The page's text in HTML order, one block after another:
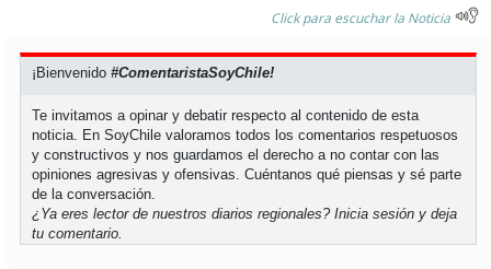
soychiloé
Click para escuchar la Noticia
¡Bienvenido#ComentaristaSoyChile!
Te invitamos a opinar y debatir respecto al contenido de esta
noticia. En SoyChile valoramos todos los comentarios respetuosos
y constructivos y nos guardamos el derecho a no contar con las
opiniones agresivas y ofensivas. Cuéntanos qué piensas y sé parte
de la conversación.
¿Ya eres lector de nuestros diarios regionales?Inicia sesión y deja
tu comentario.